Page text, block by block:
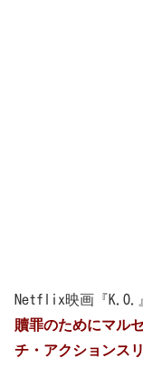
Netflix映画『K.O.
贖罪のためにマル
チ・アクションス